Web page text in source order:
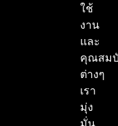
ใช้
งาน
และ
คุณสม
ต่างๆ
เรา
มุ่ง